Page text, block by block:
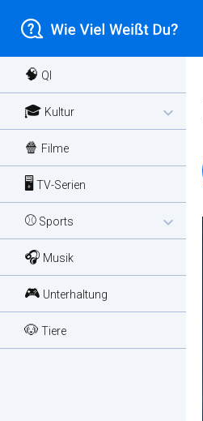
🧠 QI
🎓 Kultur expand_more
🍿 Filme
🖥️ TV-Serien
⚾ Sports expand_more
🎧 Musik
🎮 Unterhaltung
🐶 Tiere